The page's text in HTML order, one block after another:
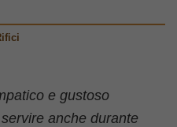
e gustoso
anche durante